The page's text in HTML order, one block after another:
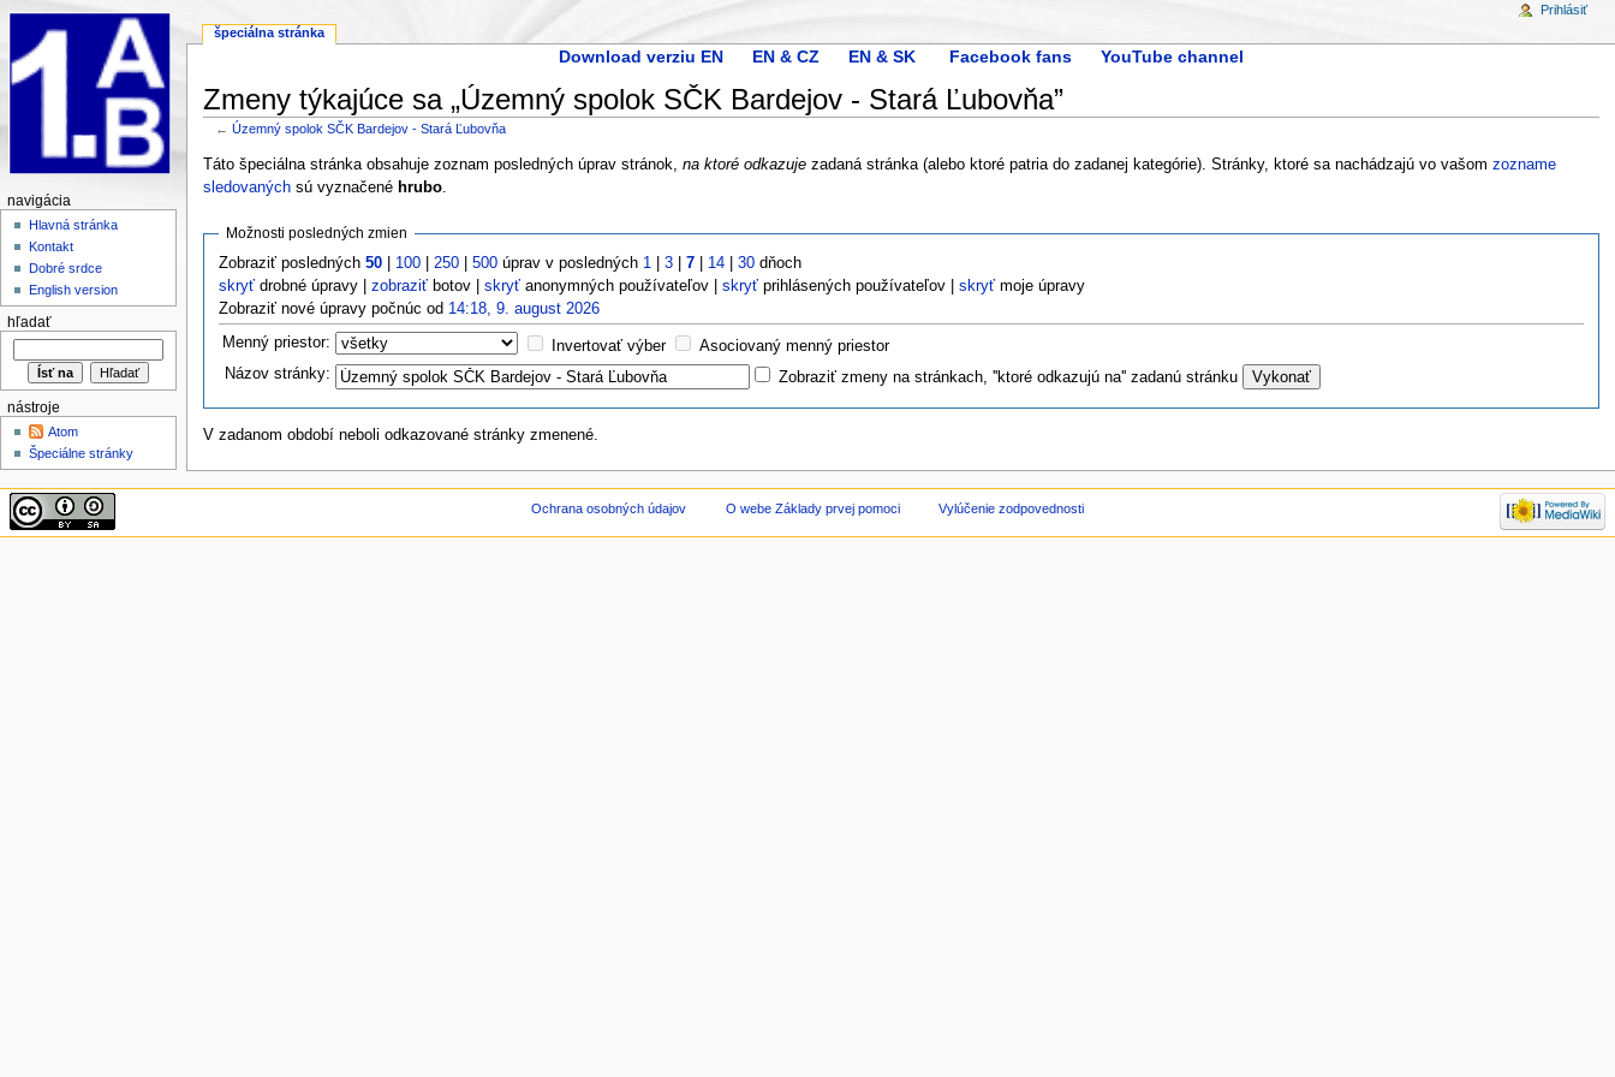
Download verziu EN EN & CZ EN & SK Facebook fans YouTube channel
Zmeny týkajúce sa „Územný spolok SČK Bardejov - Stará Ľubovňa”
←Územný spolok SČK Bardejov - Stará Ľubovňa
Táto špeciálna stránka obsahuje zoznam posledných úprav stránok, na ktoré odkazujezadaná stránka (alebo ktoré patria do zadanej kategórie). Stránky, ktoré sa nachádzajú vo vašom zozname
sledovanýchsú vyznačené hrubo.
Možnosti posledných zmien
Zobraziť posledných50 100 250 |500 úprav v posledných 1 |3 |7 14 |30 dňoch
skryť drobné úpravy |zobraziť botov |skryť anonymných používateľov |skryť prihlásených používateľov |skryť moje úpravy
Zobraziť nové úpravy počnúc od 14:18, 9. august 2026
Menný priestor: Invertovať výber
Asociovaný menný priestor
Názov stránky:
Zobraziť zmeny na stránkach, ''ktoré odkazujú na'' zadanú stránku
V zadanom období neboli odkazované stránky zmenené.
špeciálna stránka
Prihlásiť
navigácia
Hlavná stránka
Kontakt
Dobré srdce
English version
hľadať
nástroje
Atom
Špeciálne stránky
Ochrana osobných údajov O webe Základy prvej pomoci Vylúčenie zodpovednosti